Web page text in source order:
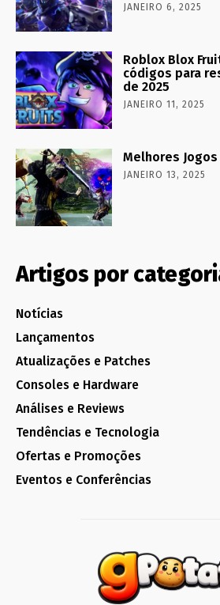
JANEIRO 6, 2025
Roblox Blox
códigos para
de 2025
JANEIRO 11, 2025
Melhores Jogos
JANEIRO 13, 2025
Artigos por
Notícias
Lançamentos
Atualizações e Patches
Consoles e Hardware
Análises e Reviews
Tendências e Tecnologia
Ofertas e Promoções
Eventos e Conferências